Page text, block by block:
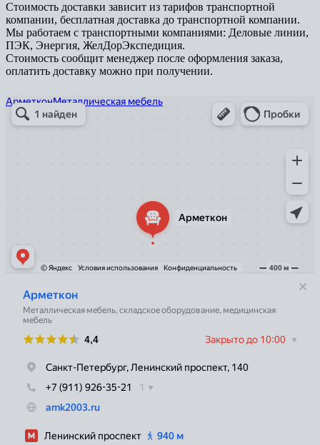
Стоимость доставки зависит из тарифов транспортной
компании, бесплатная доставка до транспортной компании.
Мы работаем с транспортными компаниями: Деловые линии,
ПЭК, Энергия, ЖелДорЭкспедиция.
Стоимость сообщит менеджер после оформления заказа,
оплатить доставку можно при получении.
Арметкон
Металлическая мебель в Санкт‑Петербурге
Торговое оборудование в Санкт‑Петербурге